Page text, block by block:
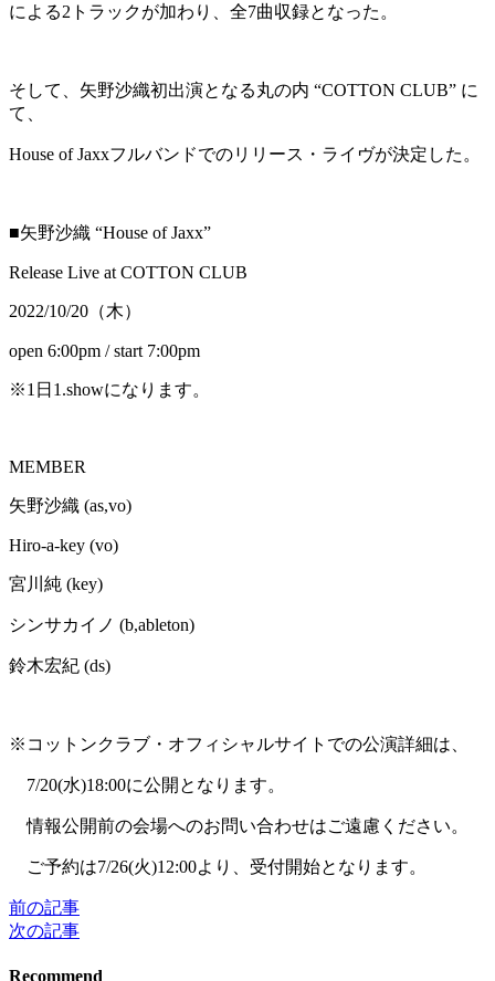
による2トラックが加わり、全7曲収録となった。
そして、矢野沙織初出演となる丸の内 “COTTON CLUB” に
て、
House of Jaxxフルバンドでのリリース・ライヴが決定した。
■矢野沙織 “House of Jaxx”
Release Live at COTTON CLUB
2022/10/20（木）
open 6:00pm / start 7:00pm
※1日1.showになります。
MEMBER
矢野沙織 (as,vo)
Hiro-a-key (vo)
宮川純 (key)
シンサカイノ (b,ableton)
鈴木宏紀 (ds)
※コットンクラブ・オフィシャルサイトでの公演詳細は、
7/20(水)18:00に公開となります。
情報公開前の会場へのお問い合わせはご遠慮ください。
ご予約は7/26(火)12:00より、受付開始となります。
投
稿
前の記事
次の記事
Recommend